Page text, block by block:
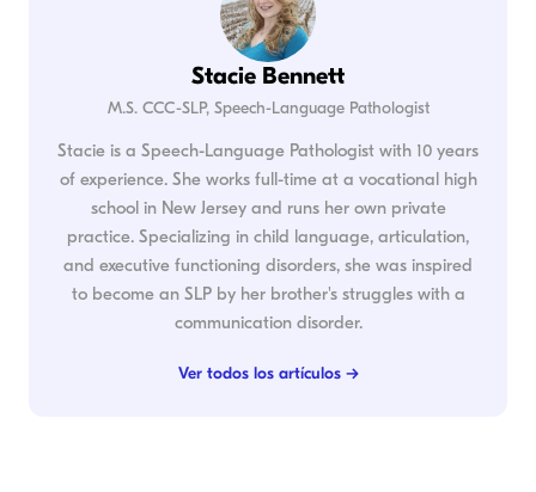
Stacie Bennett
M.S. CCC-SLP, Speech-Language Pathologist
Stacie is a Speech-Language Pathologist with 10 years
of experience. She works full-time at a vocational high
school in New Jersey and runs her own private
practice. Specializing in child language, articulation,
and executive functioning disorders, she was inspired
to become an SLP by her brother's struggles with a
communication disorder.
Ver todos los artículos →